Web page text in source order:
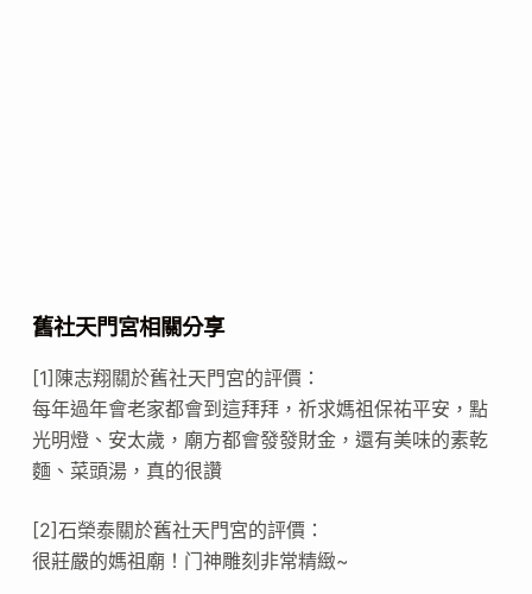
舊社天門宮相關分享
[1]陳志翔關於舊社天門宮的評價：
每年過年會老家都會到這拜拜，祈求媽祖保祐平安，點
光明燈、安太歲，廟方都會發發財金，還有美味的素乾
麵、菜頭湯，真的很讚
[2]石榮泰關於舊社天門宮的評價：
很莊嚴的媽祖廟！门神雕刻非常精緻~